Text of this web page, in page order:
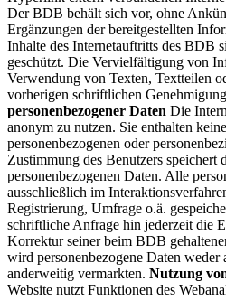
Der BDB behält sich vor, ohne
Ergänzungen der bereitgestellten
Inhalte des Internetauftritts des BDB
geschützt. Die Vervielfältigung von
Verwendung von Texten, Textteilen
vorherigen schriftlichen
personenbezogener Daten Die
anonym zu nutzen. Sie enthalten
personenbezogenen oder
Zustimmung des Benutzers speichert
personenbezogenen Daten. Alle
ausschließlich im
Registrierung, Umfrage o.ä.
schriftliche Anfrage hin jederzeit die
Korrektur seiner beim BDB
wird personenbezogene Daten
anderweitig vermarkten. Nutzung
Website nutzt Funktionen des